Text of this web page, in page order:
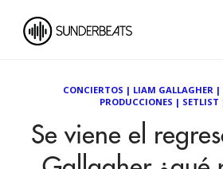
CONCIERTOS | LIAM GALLAGHER|
PRODUCCIONES | SETLIST
Se viene el